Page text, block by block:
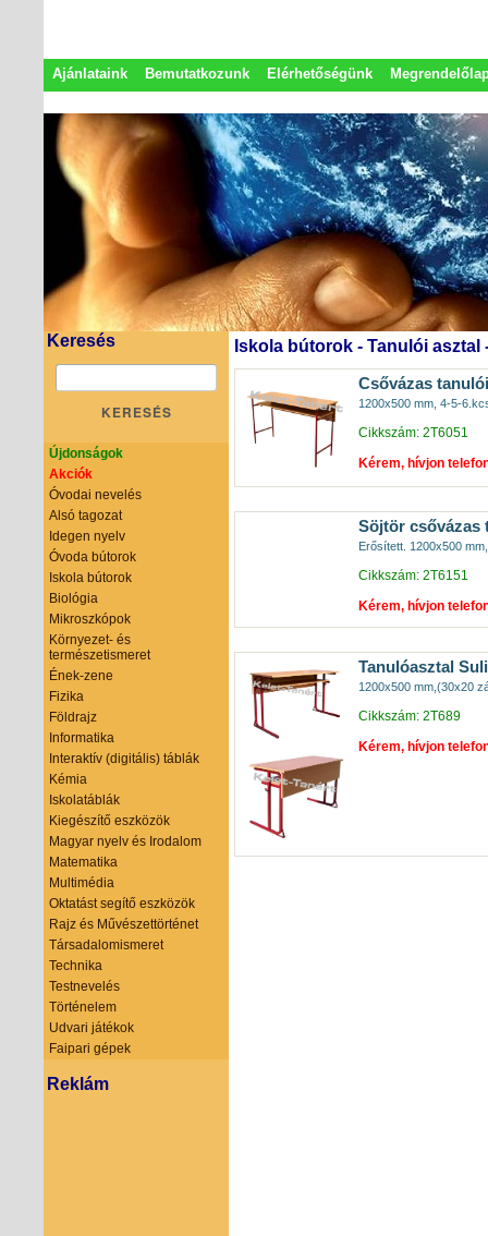
Ajánlataink Bemutatkozunk Elérhetőségünk
Keresés
KERESÉS
Újdonságok
Akciók
Óvodai nevelés
Alsó tagozat
Idegen nyelv
Óvoda bútorok
Iskola bútorok
Biológia
Mikroszkópok
Környezet- és
természetismeret
Ének-zene
Fizika
Földrajz
Informatika
Interaktív (digitális) táblák
Kémia
Iskolatáblák
Kiegészítő eszközök
Magyar nyelv és Irodalom
Matematika
Multimédia
Oktatást segítő eszközök
Rajz és Művészettörténet
Társadalomismeret
Technika
Testnevelés
Történelem
Udvari játékok
Faipari gépek
Reklám
Iskola bútorok - Tanulói
Csővázas
1200x500 mm, 4-5-
Cikkszám: 2T6051
Kérem, hívjon
Söjtör csővázas
Erősített. 1200x500
Cikkszám: 2T6151
Kérem, hívjon
Tanulóasztal
1200x500 mm,(30x20
Cikkszám: 2T689
Kérem, hívjon